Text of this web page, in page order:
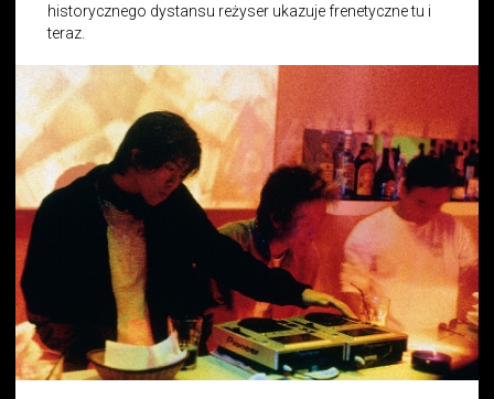
historycznego dystansu reżyser ukazuje frenetyczne tu i
teraz.